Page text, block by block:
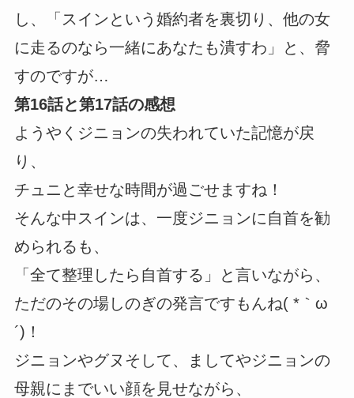
し、「スインという婚約者を裏切り、他の女
に走るのなら一緒にあなたも潰すわ」と、脅
すのですが…
第16話と第17話の感想
ようやくジニョンの失われていた記憶が戻
り、
チュニと幸せな時間が過ごせますね！
そんな中スインは、一度ジニョンに自首を勧
められるも、
「全て整理したら自首する」と言いながら、
ただのその場しのぎの発言ですもんね( *｀ω
´)！
ジニョンやグヌそして、ましてやジニョンの
母親にまでいい顔を見せながら、